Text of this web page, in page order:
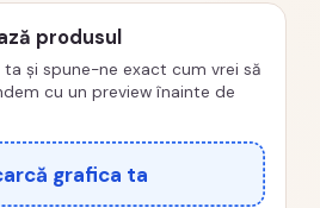
produsul
ta și spune-ne exact cum vrei să
cu un preview înainte de
grafica ta